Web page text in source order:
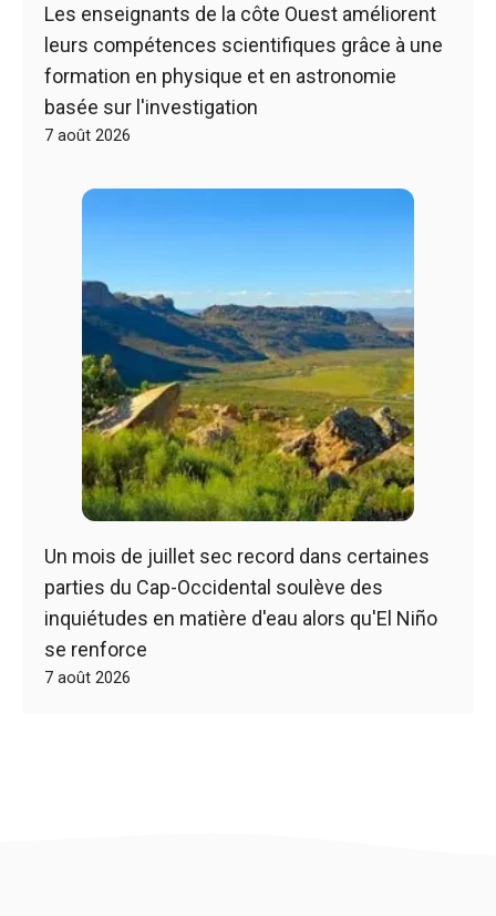
Les enseignants de la côte Ouest améliorent
leurs compétences scientifiques grâce à une
formation en physique et en astronomie
basée sur l'investigation
7 août 2026
Un mois de juillet sec record dans certaines
parties du Cap-Occidental soulève des
inquiétudes en matière d'eau alors qu'El Niño
se renforce
7 août 2026